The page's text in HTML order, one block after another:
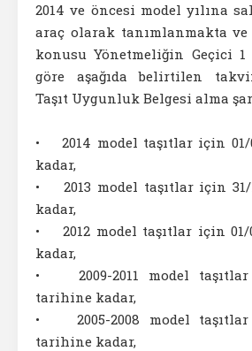
2014 ve öncesi model yılına
araç olarak tanımlanmakta
konusu Yönetmeliğin Geçici
göre aşağıda belirtilen
Taşıt Uygunluk Belgesi alma
• 2014 model taşıtlar için 01/
kadar,
• 2013 model taşıtlar için 31/
kadar,
• 2012 model taşıtlar için 01/
kadar,
• 2009-2011 model taşıtlar
tarihine kadar,
• 2005-2008 model taşıtlar
tarihine kadar,